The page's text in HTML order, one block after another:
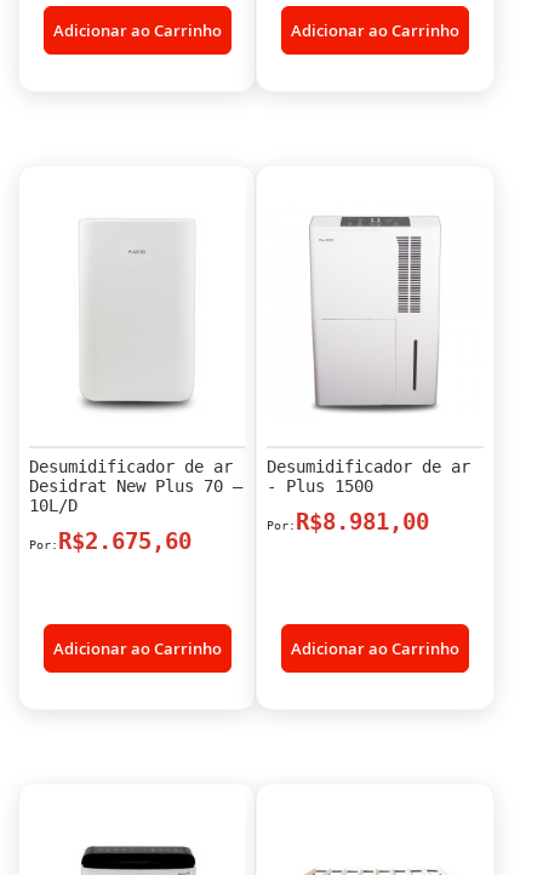
Adicionar ao Carrinho Adicionar ao Carrinho
Desumidificador de ar
Desidrat New Plus 70 –
10L/D
R$2.675,60
Adicionar ao Carrinho
Desumidificador de ar
- Plus 1500
R$8.981,00
Adicionar ao Carrinho